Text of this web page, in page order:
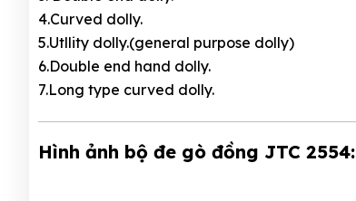
4.Curved dolly.
5.Utllity dolly.(general purpose dolly)
6.Double end hand dolly.
7.Long type curved dolly.
Hình ảnh bộ đe gò đồng JTC 2554: